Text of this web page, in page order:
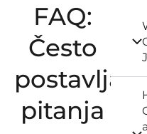
FAQ:
Često
pitanja